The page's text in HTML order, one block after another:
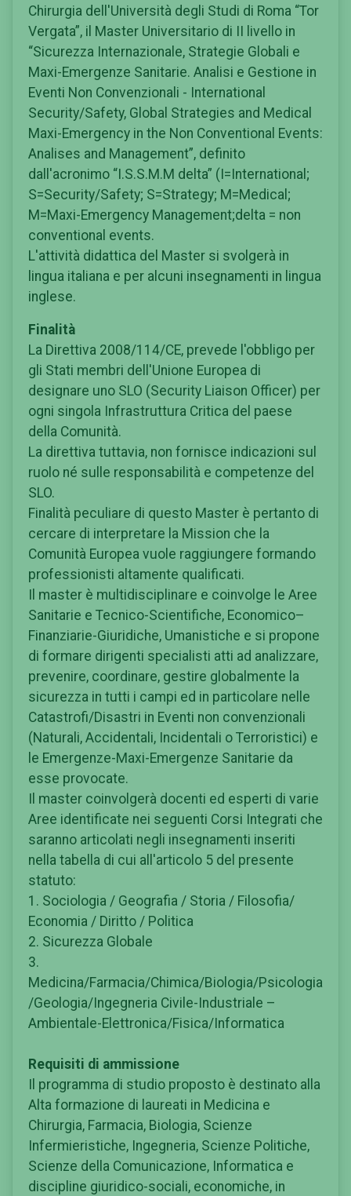
Chirurgia dell'Università degli Studi di Roma “Tor
Vergata”, il Master Universitario di II livello in
“Sicurezza Internazionale, Strategie Globali e
Maxi-Emergenze Sanitarie. Analisi e Gestione in
Eventi Non Convenzionali - International
Security/Safety, Global Strategies and Medical
Maxi-Emergency in the Non Conventional Events:
Analises and Management”, definito
dall'acronimo “I.S.S.M.M delta” (I=International;
S=Security/Safety; S=Strategy; M=Medical;
M=Maxi-Emergency Management;delta = non
conventional events.
L'attività didattica del Master si svolgerà in
lingua italiana e per alcuni insegnamenti in lingua
inglese.
Finalità
La Direttiva 2008/114/CE, prevede l'obbligo per
gli Stati membri dell'Unione Europea di
designare uno SLO (Security Liaison Officer) per
ogni singola Infrastruttura Critica del paese
della Comunità.
La direttiva tuttavia, non fornisce indicazioni sul
ruolo né sulle responsabilità e competenze del
SLO.
Finalità peculiare di questo Master è pertanto di
cercare di interpretare la Mission che la
Comunità Europea vuole raggiungere formando
professionisti altamente qualificati.
Il master è multidisciplinare e coinvolge le Aree
Sanitarie e Tecnico-Scientifiche, Economico–
Finanziarie-Giuridiche, Umanistiche e si propone
di formare dirigenti specialisti atti ad analizzare,
prevenire, coordinare, gestire globalmente la
sicurezza in tutti i campi ed in particolare nelle
Catastrofi/Disastri in Eventi non convenzionali
(Naturali, Accidentali, Incidentali o Terroristici) e
le Emergenze-Maxi-Emergenze Sanitarie da
esse provocate.
Il master coinvolgerà docenti ed esperti di varie
Aree identificate nei seguenti Corsi Integrati che
saranno articolati negli insegnamenti inseriti
nella tabella di cui all'articolo 5 del presente
statuto:
1. Sociologia / Geografia / Storia / Filosofia/
Economia / Diritto / Politica
2. Sicurezza Globale
3.
Medicina/Farmacia/Chimica/Biologia/Psicologia
/Geologia/Ingegneria Civile-Industriale –
Ambientale-Elettronica/Fisica/Informatica
Requisiti di ammissione
Il programma di studio proposto è destinato alla
Alta formazione di laureati in Medicina e
Chirurgia, Farmacia, Biologia, Scienze
Infermieristiche, Ingegneria, Scienze Politiche,
Scienze della Comunicazione, Informatica e
discipline giuridico-sociali, economiche, in